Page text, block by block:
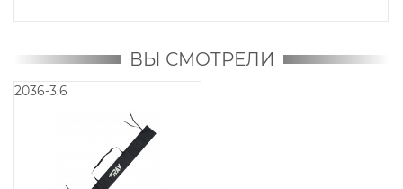
ВЫ СМОТРЕЛИ
2036-3.6